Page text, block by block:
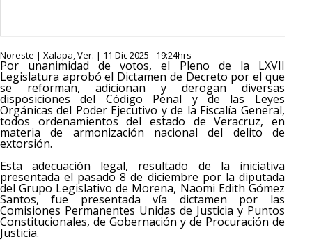
Noreste | Xalapa, Ver. | 11 Dic 2025 - 19:24hrs
Por unanimidad de votos, el Pleno de la LXVII
Legislatura aprobó el Dictamen de Decreto por el que
se reforman, adicionan y derogan diversas
disposiciones del Código Penal y de las Leyes
Orgánicas del Poder Ejecutivo y de la Fiscalía General,
todos ordenamientos del estado de Veracruz, en
materia de armonización nacional del delito de
extorsión.
Esta adecuación legal, resultado de la iniciativa
presentada el pasado 8 de diciembre por la diputada
del Grupo Legislativo de Morena, Naomi Edith Gómez
Santos, fue presentada vía dictamen por las
Comisiones Permanentes Unidas de Justicia y Puntos
Constitucionales, de Gobernación y de Procuración de
Justicia.